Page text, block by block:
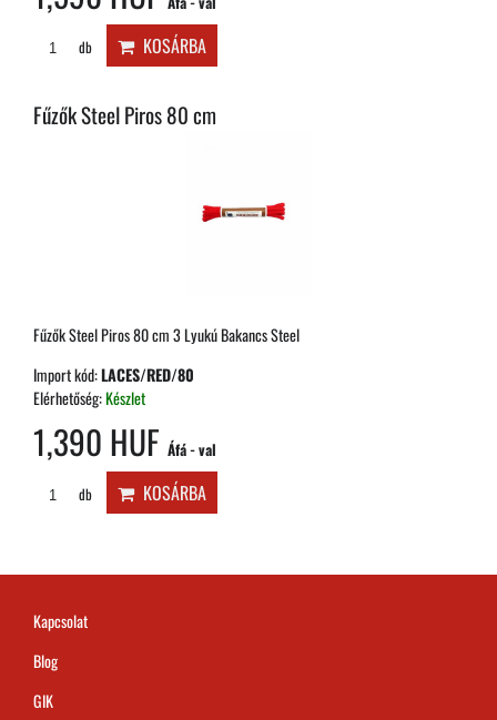
db KOSÁRBA
Fűzők Steel Piros 80 cm
Fűzők Steel Piros 80 cm 3 Lyukú Bakancs Steel
Import kód:LACES/RED/80
Elérhetőség:Készlet
1,390 HUF Áfá - val
db KOSÁRBA
Kapcsolat
Blog
GIK